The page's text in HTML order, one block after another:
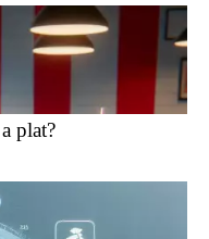
plat?